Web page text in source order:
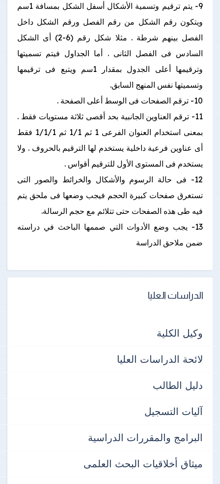
9- يتم ترقيم وتسمية الأشكال أسفل الشكل بمسافة 1سم
ويتكون رقم الشكل من رقم الفصل ورقم الشكل داخل
الفصل بينهم شرطة . مثلا شكل رقم (6-2) أى الشكل
السادس فى الفصل الثانى . أما الجداول فيتم تسميتها
وترقيمها أعلى الجدول بمقدار 1سم ويتبع فى ترقيمها
وتسميتها نفس المنهج السابق.
10- ترقم الصفحات فى الوسط أعلى الصفحة .
11- ترقم العناوين الجانبية بحد أقصى ثلاثة مستويات فقط .
بمعنى استخدام العنوان الفرعى 1 ثم 1/1 ثم 1/1/1 فقط
أى عناوين فرعية داخلية يستخدم لها الترقيم بالحروف . ولا
يستخدم فى المستوى الأول للترقيم أقواس .
12- فى حالة الرسوم والأشكال والخرائط والصور التى
تستغرق صفحات كبيرة الحجم فيجب وضعها فى ملحق يتم
فيه طى هذه الصفحات حتى تتلائم مع حجم الرسالة.
13- يجب وضع الأدوات التي صممها الباحث في دراسته
ضمن ملاحق الدراسة
الدراسات العليا
وكيل الكلية
لائحة الدراسات العليا
دليل الطالب
آليات التسجيل
البرامج والمقررات الدراسية
ميثاق أخلاقيات البحث العلمى